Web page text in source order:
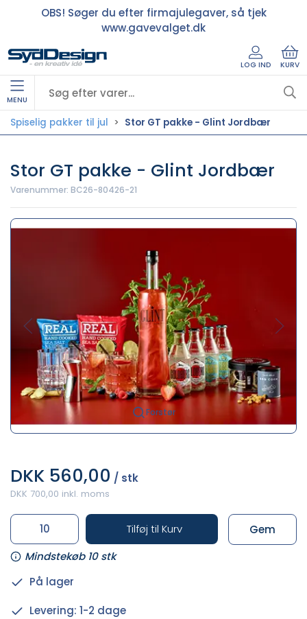
OBS! Søger du efter firmajulegaver, så tjek
www.gavevalget.dk
LOG IND KURV
MENU
Spiselig pakker til jul Stor GT pakke - Glint Jordbær
Stor GT pakke - Glint Jordbær
Varenummer: BC26-80426-21
Forstør
DKK 560,00 / stk
DKK 700,00 inkl. moms
Tilføj til Kurv
Mindstekøb 10 stk
Gem
På lager
Levering: 1-2 dage